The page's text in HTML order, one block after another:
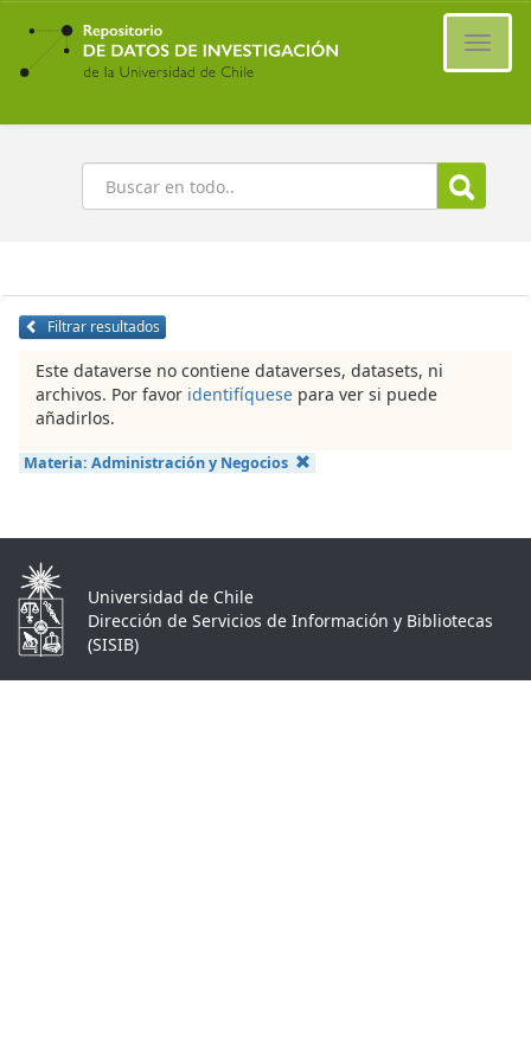
Ir
contenido
principal
Buscar
Filtrar resultados
Este dataverse no contiene dataverses, datasets, ni
archivos. Por favor identifíquese para ver si puede
añadirlos.
Materia: Administración y Negocios
Universidad de Chile
Dirección de Servicios de Información y Bibliotecas
(SISIB)